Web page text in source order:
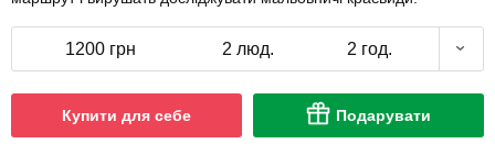
1200 грн 2 люд. 2 год.
Купити для себе Подарувати